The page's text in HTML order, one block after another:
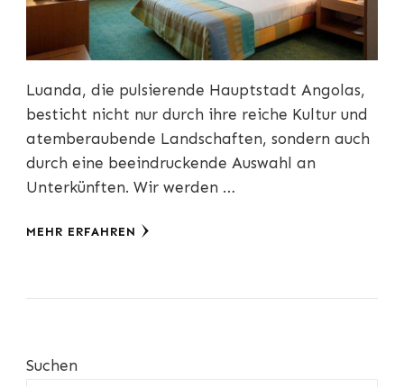
Luanda, die pulsierende Hauptstadt Angolas,
besticht nicht nur durch ihre reiche Kultur und
atemberaubende Landschaften, sondern auch
durch eine beeindruckende Auswahl an
Unterkünften. Wir werden …
MEHR ERFAHREN
Suchen